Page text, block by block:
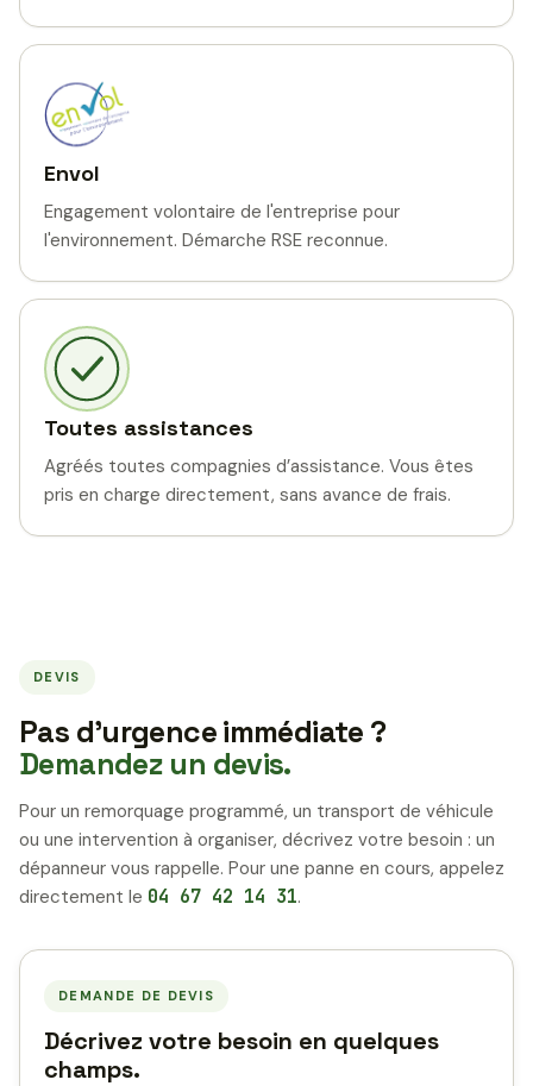
Envol
Engagement volontaire de l'entreprise pour
l'environnement. Démarche RSE reconnue.
Toutes assistances
Agréés toutes compagnies d’assistance. Vous êtes
pris en charge directement, sans avance de frais.
DEVIS
Pas d’urgence immédiate ?
Demandez un devis.
Pour un remorquage programmé, un transport de véhicule
ou une intervention à organiser, décrivez votre besoin : un
dépanneur vous rappelle. Pour une panne en cours, appelez
directement le 04 67 42 14 31.
DEMANDE DE DEVIS
Décrivez votre besoin en quelques
champs.